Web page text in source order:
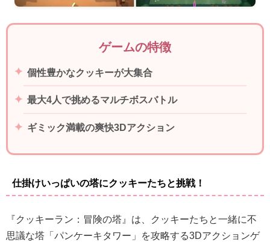
ゲームの特徴
個性豊かなクッキーが大集合
最大4人で挑めるマルチボスバトル
ギミック満載の爽快3Dアクション
仕掛けいっぱいの塔にクッキーたちと挑戦！
『クッキーラン：冒険の塔』は、クッキーたちと一緒に不
思議な塔「パンケーキタワー」を攻略する3Dアクションゲ